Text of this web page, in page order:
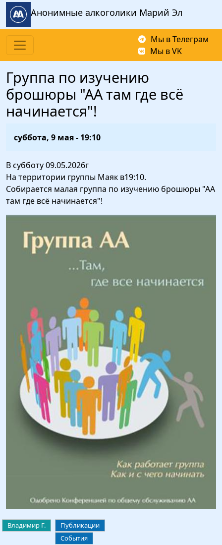
Перейти к основному содержанию
Анонимные алкоголики Марий Эл
Мы в Телеграм
Мы в VK
Группа по изучению
брошюры "АА там где всё
начинается"!
суббота, 9 мая - 19:10
В субботу 09.05.2026г
На территории группы Маяк в19:10.
Собирается малая группа по изучению брошюры "АА
там где всё начинается"!
Владимир Г.
Публикации
События